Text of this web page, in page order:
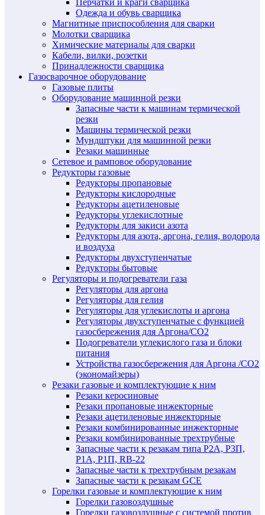
Перчатки и краги сварщика
Одежда и обувь сварщика
Магнитные приспособления для сварки
Молотки сварщика
Химические материалы для сварки
Кабели, вилки, розетки
Принадлежности сварщика
Газосварочное оборудование
Газовые плиты
Оборудование машинной резки
Запасные части к машинам термической
резки
Машины термической резки
Мундштуки для машинной резки
Резаки машинные
Сетевое и рамповое оборудование
Редукторы газовые
Редукторы пропановые
Редукторы кислородные
Редукторы ацетиленовые
Редукторы углекислотные
Редукторы для закиси азота
Редукторы для азота, аргона, гелия, водорода
и воздуха
Редукторы двухступенчатые
Редукторы бытовые
Регуляторы и подогреватели газа
Регуляторы для аргона
Регуляторы для гелия
Регуляторы для углекислоты и аргона
Регуляторы двухступенчатые c функцией
газосбережения для Аргона/СО2
Подогреватели углекислого газа и блоки
питания
Устройства газосбережения для Аргона /СО2
(экономайзеры)
Резаки газовые и комплектующие к ним
Резаки керосиновые
Резаки пропановые инжекторные
Резаки ацетиленовые инжекторные
Резаки комбинированные инжекторные
Резаки комбинированные трехтрубные
Запасные части к резакам типа Р2А, Р3П,
Р1А, Р1П, RB-22
Запасные части к трехтрубным резакам
Запасные части к резакам GCE
Горелки газовые и комплектующие к ним
Горелки газовоздушные
Горелки газовоздушные с системой против